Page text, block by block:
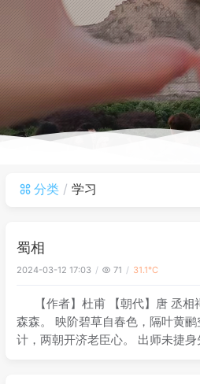
分类 学习
蜀相
2024-03-12 17:03 71 31.1℃
【作者】杜甫 【朝代】唐 丞
森森。 映阶碧草自春色，隔叶黄
计，两朝开济老臣心。 出师未捷身